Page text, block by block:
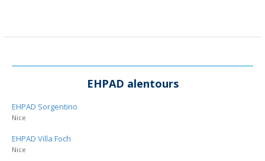
EHPAD alentours
EHPAD Sorgentino
Nice
EHPAD Villa Foch
Nice